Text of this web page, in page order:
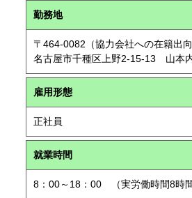
勤務地
〒464-0082（協力会社への在籍出向
名古屋市千種区上野2-15-13 山本
雇用形態
正社員
就業時間
8：00～18：00 （実労働時間8時間